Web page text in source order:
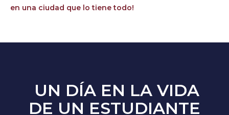
en una ciudad que lo tiene todo!
UN DÍA EN LA VIDA
DE UN ESTUDIANTE